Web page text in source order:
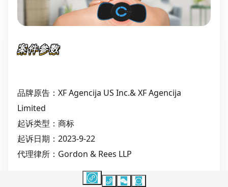
案件参数
品牌原告：XF Agencija US Inc.& XF Agencija
Limited
起诉类型：商标
起诉日期：2023-9-22
代理律所：Gordon & Rees LLP